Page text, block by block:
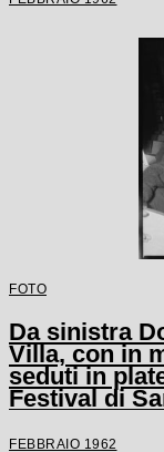
FOTO
Da sinistra
Villa, con in
seduti in
Festival di
FEBBRAIO 1962